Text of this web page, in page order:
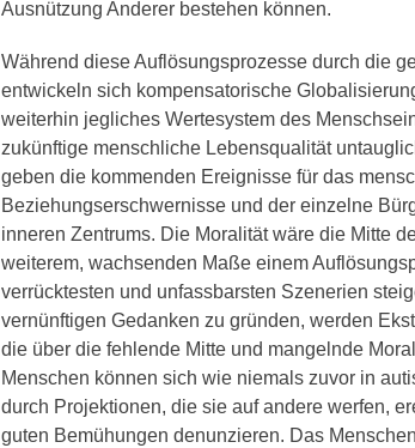
Ausnützung Anderer bestehen können.
Während diese Auflösungsprozesse durch die
entwickeln sich kompensatorische
weiterhin jegliches Wertesystem des
zukünftige menschliche Lebensqualität
geben die kommenden Ereignisse für das
Beziehungserschwernisse und der einzelne
inneren Zentrums. Die Moralität wäre die Mitte
weiterem, wachsenden Maße einem
verrücktesten und unfassbarsten Szenerien
vernünftigen Gedanken zu gründen, werden
die über die fehlende Mitte und mangelnde
Menschen können sich wie niemals zuvor in
durch Projektionen, die sie auf andere werfen,
guten Bemühungen denunzieren. Das